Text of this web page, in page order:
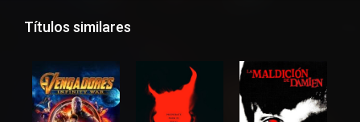
Títulos similares